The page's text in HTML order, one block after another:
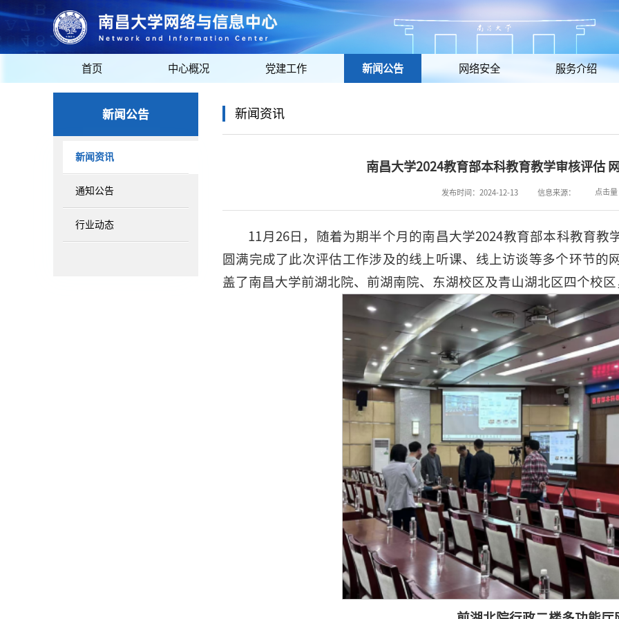
首页 中心概况 党建工作 新闻公告 网络安全 服务介绍
新闻公告
新闻资讯
通知公告
行业动态
新闻资讯
南昌大学2024教育部本科教育教学审核评估
发布时间：2024-12-13 信息来源： 点击量
11月26日，随着为期半个月的南昌大学2024教育部本科教育
圆满完成了此次评估工作涉及的线上听课、线上访谈等多个环节的
盖了南昌大学前湖北院、前湖南院、东湖校区及青山湖北区四个校